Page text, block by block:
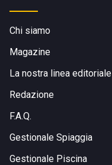
Chi siamo
Magazine
La nostra linea editoriale
Redazione
F.A.Q.
Gestionale Spiaggia
Gestionale Piscina